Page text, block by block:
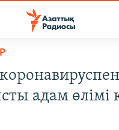
адам өлімі